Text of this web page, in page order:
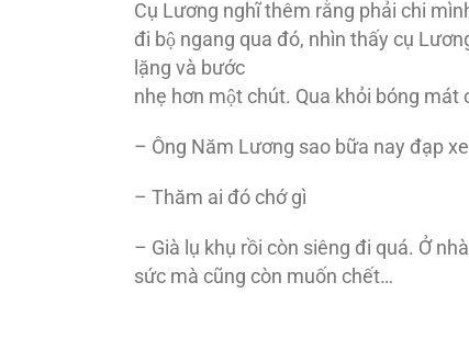
Cụ Lương nghĩ thêm rằng phải chi
đi bộ ngang qua đó, nhìn thấy cụ
lặng và bước
nhẹ hơn một chút. Qua khỏi bóng
– Ông Năm Lương sao bữa nay đạp
– Thăm ai đó chớ gì
– Già lụ khụ rồi còn siêng đi quá. Ở
sức mà cũng còn muốn chết…